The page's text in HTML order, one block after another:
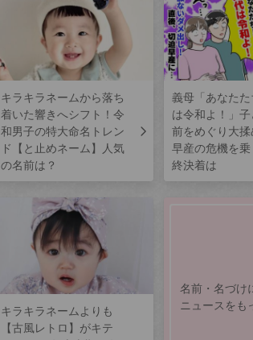
キラキラネームから落ち
着いた響きへシフト！令
和男子の特大命名トレン
ド【と止めネーム】人気
の名前は？
義母「あなた
は令和よ！」
前をめぐり大
早産の危機を
終決着は
キラキラネームよりも
【古風レトロ】がキテ
名前・名づけ
ニュースをも